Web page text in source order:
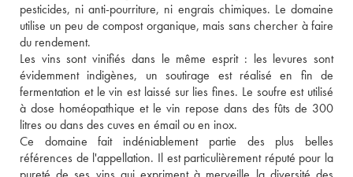
pesticides, ni anti-pourriture, ni engrais chimiques. Le domaine
utilise un peu de compost organique, mais sans chercher à faire
du rendement.
Les vins sont vinifiés dans le même esprit : les levures sont
évidemment indigènes, un soutirage est réalisé en fin de
fermentation et le vin est laissé sur lies fines. Le soufre est utilisé
à dose homéopathique et le vin repose dans des fûts de 300
litres ou dans des cuves en émail ou en inox.
Ce domaine fait indéniablement partie des plus belles
références de l'appellation. Il est particulièrement réputé pour la